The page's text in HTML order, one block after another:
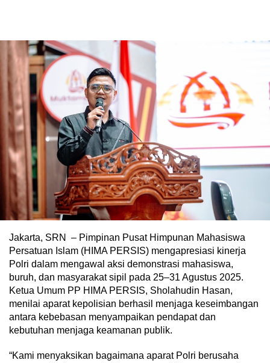
Jakarta, SRN – Pimpinan Pusat Himpunan Mahasiswa
Persatuan Islam (HIMA PERSIS) mengapresiasi kinerja
Polri dalam mengawal aksi demonstrasi mahasiswa,
buruh, dan masyarakat sipil pada 25–31 Agustus 2025.
Ketua Umum PP HIMA PERSIS, Sholahudin Hasan,
menilai aparat kepolisian berhasil menjaga keseimbangan
antara kebebasan menyampaikan pendapat dan
kebutuhan menjaga keamanan publik.
“Kami menyaksikan bagaimana aparat Polri berusaha